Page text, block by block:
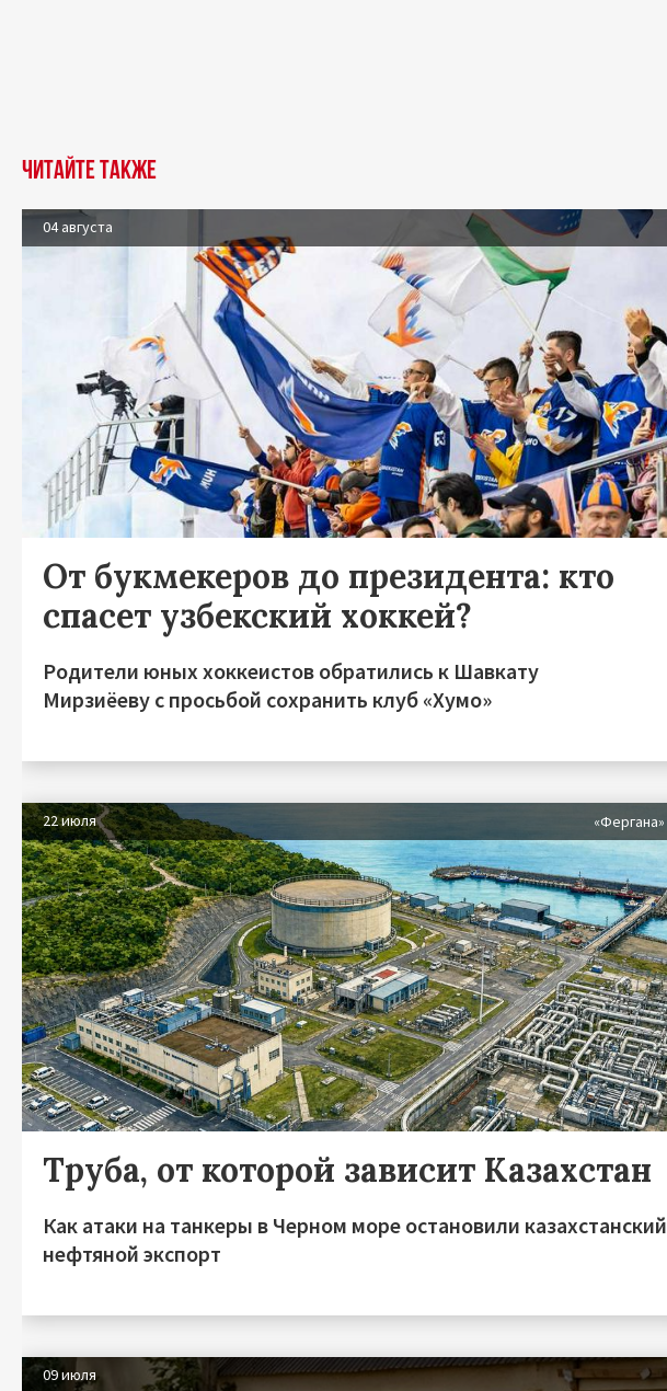
Читайте также
04 августа
От букмекеров до президента: кто
спасет узбекский хоккей?
Родители юных хоккеистов обратились к Шавкату
Мирзиёеву с просьбой сохранить клуб «Хумо»
22 июля «Фергана»
Труба, от которой зависит Казахстан
Как атаки на танкеры в Черном море остановили казахстанский
нефтяной экспорт
09 июля